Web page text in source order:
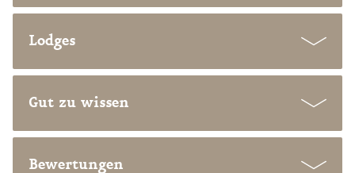
Lodges
Gut zu wissen
Bewertungen